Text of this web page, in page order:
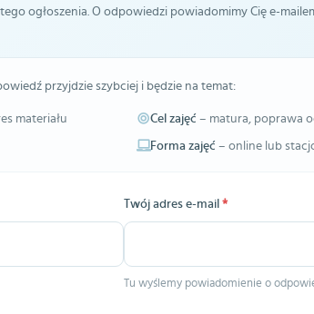
ogłoszenia. O odpowiedzi powiadomimy Cię e-
przyjdzie szybciej i będzie na temat:
materiału Cel zajęć – matura, poprawa
Forma zajęć – online lub
Twój adres e-mail *
Tu wyślemy powiadomienie o